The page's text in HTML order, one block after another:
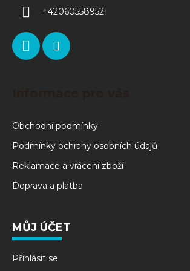
+420605589521
Obchodní podmínky
Podmínky ochrany osobních údajů
Reklamace a vrácení zboží
Doprava a platba
MŮJ ÚČET
Přihlásit se